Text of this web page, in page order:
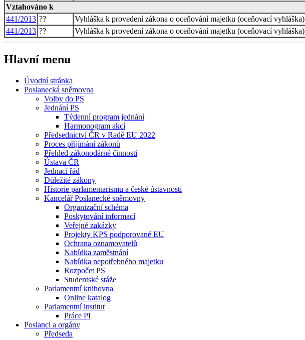
Vztahováno k
441/2013 ??
Vyhláška k provedení zákona o oceňování majetku (oceňovací vyhláška)
441/2013 ?? Vyhláška k provedení zákona o oceňování majetku (oceňovací vyhláška)
Hlavní menu
Úvodní stránka
Poslanecká sněmovna
Volby do PS
Jednání PS
Týdenní program jednání
Harmonogram akcí
Předsednictví ČR v Radě EU 2022
Proces příjímání zákonů
Přehled zákonodárné činnosti
Ústava ČR
Jednací řád
Důležité zákony
Historie parlamentarismu a české ústavnosti
Kancelář Poslanecké sněmovny
Organizační schéma
Poskytování informací
Veřejné zakázky
Projekty KPS podporované EU
Ochrana oznamovatelů
Nabídka zaměstnání
Nabídka nepotřebného majetku
Rozpočet PS
Studentské stáže
Parlamentní knihovna
Online katalog
Parlamentní institut
Práce PI
Poslanci a orgány
Předseda